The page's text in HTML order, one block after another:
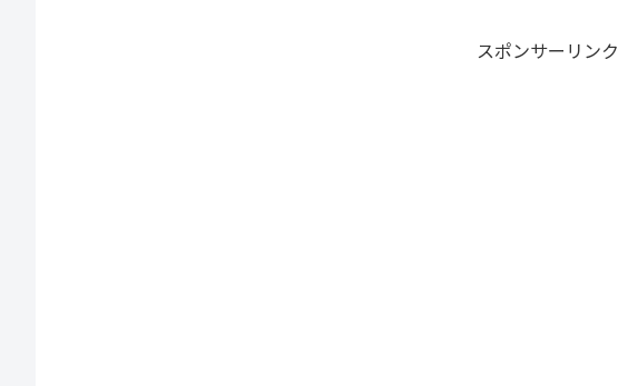
スポンサーリンク